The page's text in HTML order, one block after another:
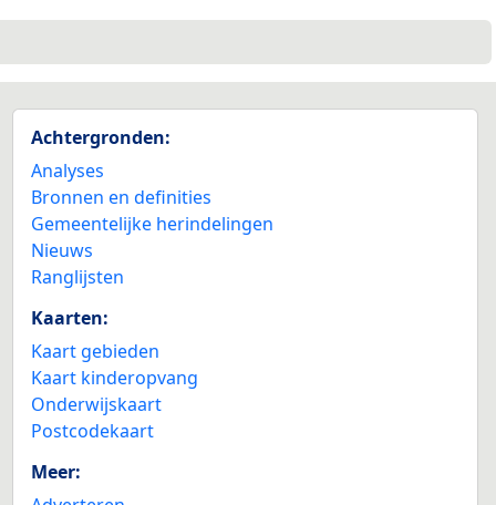
Achtergronden:
Analyses
Bronnen en definities
Gemeentelijke herindelingen
Nieuws
Ranglijsten
Kaarten:
Kaart gebieden
Kaart kinderopvang
Onderwijskaart
Postcodekaart
Meer: